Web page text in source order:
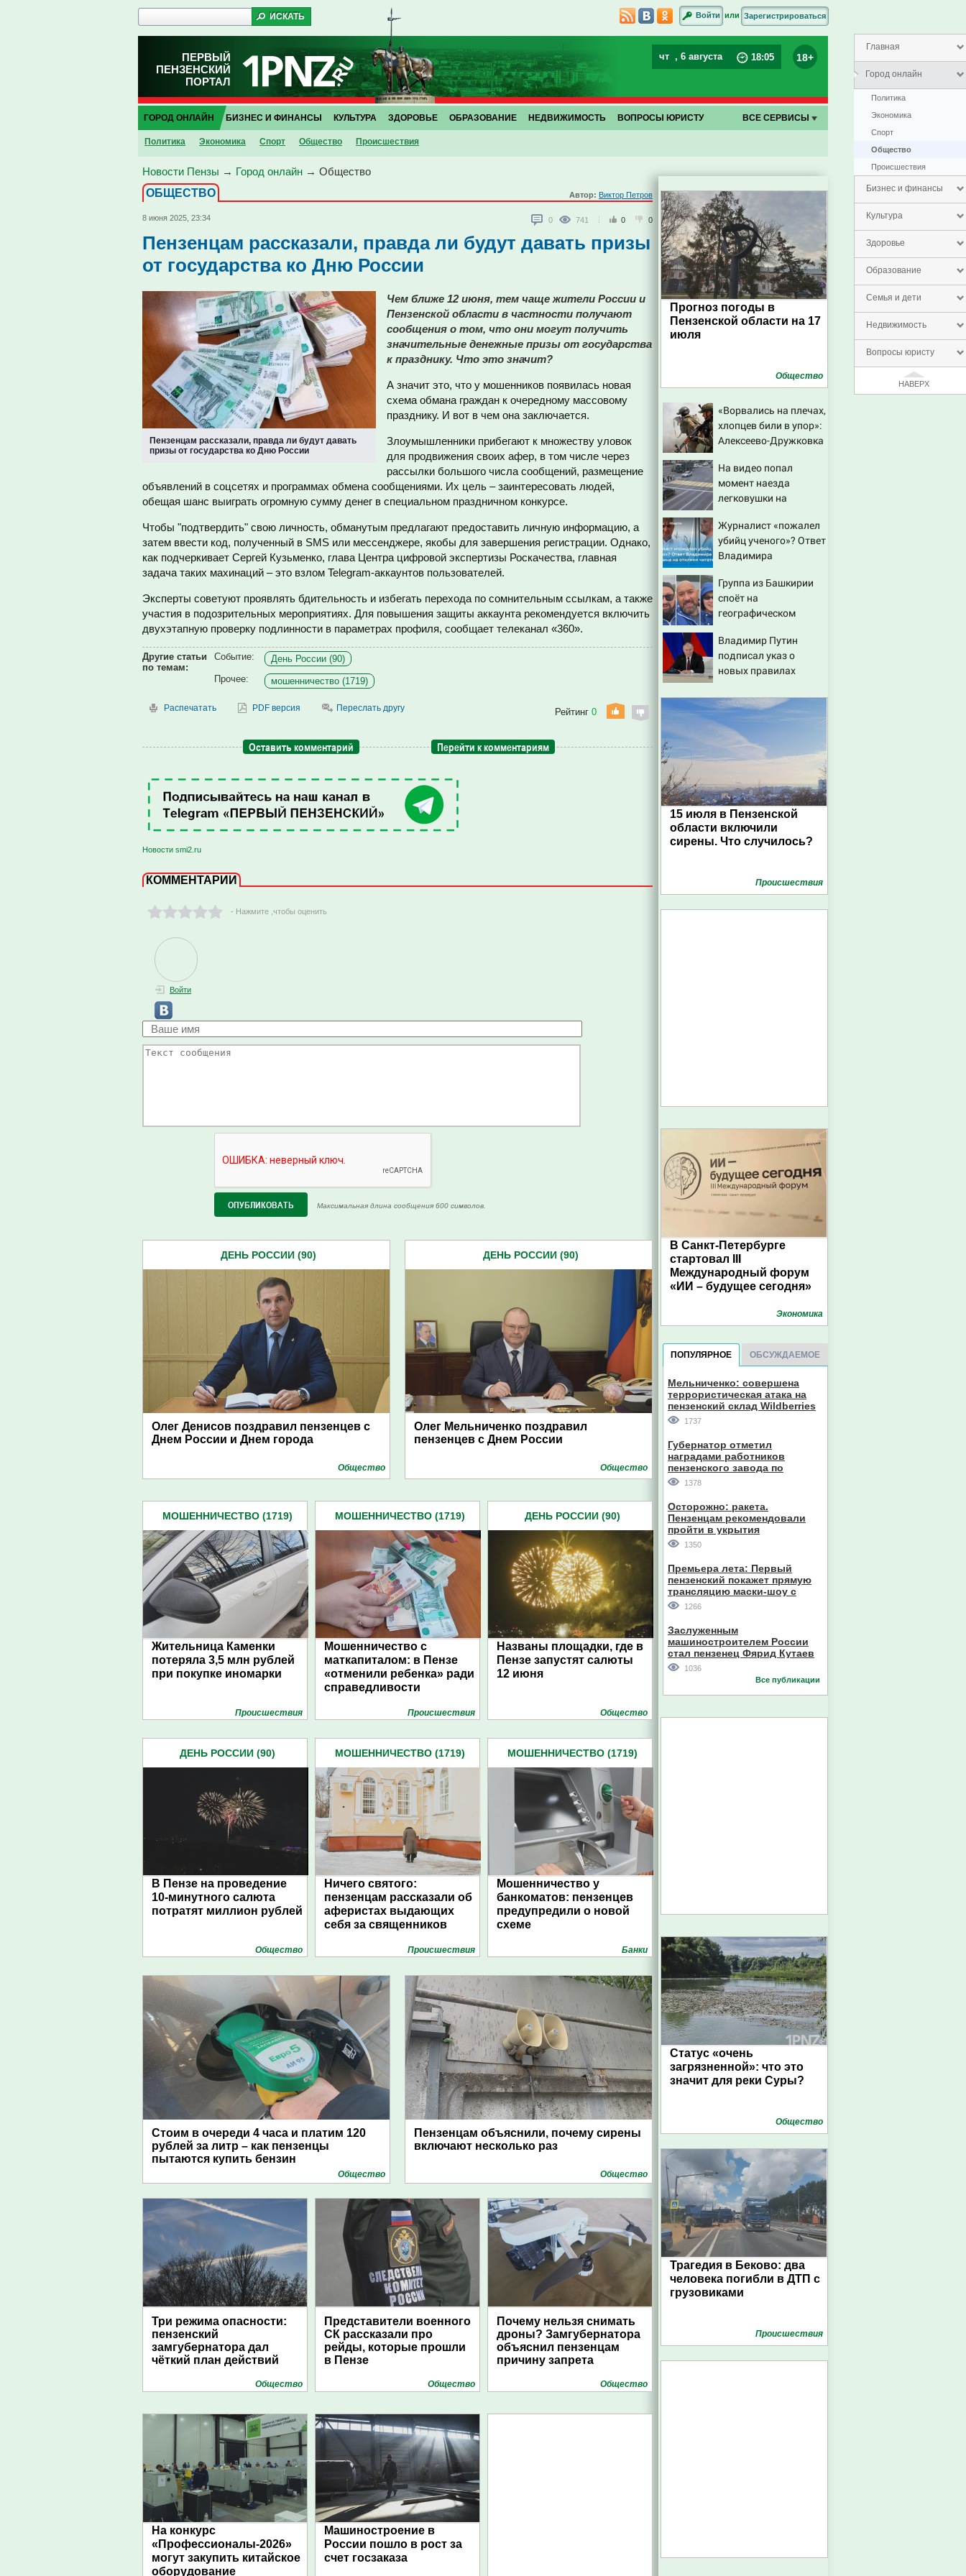
Главная
Город онлайн
Политика
Экономика
Спорт
Общество
Проиcшествия
Бизнес и финансы
Культура
Здоровье
Образование
Семья и дети
Недвижимость
Вопросы юристу
НАВЕРХ
Войти или Зарегистрироваться
ПЕРВЫЙ
ПЕНЗЕНСКИЙ
ПОРТАЛ
чт , 6 августа 18:05 18+
ГОРОД ОНЛАЙН
Политика Экономика Спорт Общество Проиcшествия
БИЗНЕС И ФИНАНСЫ КУЛЬТУРА ЗДОРОВЬЕ ОБРАЗОВАНИЕ НЕДВИЖИМОСТЬ ВОПРОСЫ ЮРИСТУ ВСЕ СЕРВИСЫ
Новости Пензы → Город онлайн → Общество
ОБЩЕСТВО
Автор: Виктор Петров
8 июня 2025, 23:34 0 741 0 0
Пензенцам рассказали, правда ли будут давать призы
от государства ко Дню России
Пензенцам рассказали, правда ли будут давать
призы от государства ко Дню России
Чем ближе 12 июня, тем чаще жители России и
Пензенской области в частности получают
сообщения о том, что они могут получить
значительные денежные призы от государства
к празднику. Что это значит?
А значит это, что у мошенников появилась новая
схема обмана граждан к очередному массовому
празднику. И вот в чем она заключается.
Злоумышленники прибегают к множеству уловок
для продвижения своих афер, в том числе через
рассылки большого числа сообщений, размещение
объявлений в соцсетях и программах обмена сообщениями. Их цель – заинтересовать людей,
обещая шанс выиграть огромную сумму денег в специальном праздничном конкурсе.
Чтобы "подтвердить" свою личность, обманутым предлагают предоставить личную информацию, а
затем ввести код, полученный в SMS или мессенджере, якобы для завершения регистрации. Однако,
как подчеркивает Сергей Кузьменко, глава Центра цифровой экспертизы Роскачества, главная
задача таких махинаций – это взлом Telegram-аккаунтов пользователей.
Эксперты советуют проявлять бдительность и избегать перехода по сомнительным ссылкам, а также
участия в подозрительных мероприятиях. Для повышения защиты аккаунта рекомендуется включить
двухэтапную проверку подлинности в параметрах профиля, сообщает телеканал «360».
Другие статьи
по темам:
Событие:
День России (90)
Прочее:
мошенничество (1719)
Распечатать PDF версия Переслать другу Рейтинг 0
Оставить комментарий Перейти к комментариям
Новости smi2.ru
КОММЕНТАРИИ
- Нажмите ,чтобы оценить
Войти
Максимальная длина сообщения 600 символов.
ДЕНЬ РОССИИ (90)
Олег Денисов поздравил пензенцев с
Днем России и Днем города
Общество
ДЕНЬ РОССИИ (90)
Олег Мельниченко поздравил
пензенцев с Днем России
Общество
МОШЕННИЧЕСТВО (1719)
Жительница Каменки
потеряла 3,5 млн рублей
при покупке иномарки
Проиcшествия
МОШЕННИЧЕСТВО (1719)
Мошенничество с
маткапиталом: в Пензе
«отменили ребенка» ради
справедливости
Проиcшествия
ДЕНЬ РОССИИ (90)
Названы площадки, где в
Пензе запустят салюты
12 июня
Общество
ДЕНЬ РОССИИ (90)
В Пензе на проведение
10-минутного салюта
потратят миллион рублей
Общество
МОШЕННИЧЕСТВО (1719)
Ничего святого:
пензенцам рассказали об
аферистах выдающих
себя за священников
Проиcшествия
МОШЕННИЧЕСТВО (1719)
Мошенничество у
банкоматов: пензенцев
предупредили о новой
схеме
Банки
Стоим в очереди 4 часа и платим 120
рублей за литр – как пензенцы
пытаются купить бензин
Общество
Пензенцам объяснили, почему сирены
включают несколько раз
Общество
Три режима опасности:
пензенский
замгубернатора дал
чёткий план действий
Общество
Представители военного
СК рассказали про
рейды, которые прошли
в Пензе
Общество
Почему нельзя снимать
дроны? Замгубернатора
объяснил пензенцам
причину запрета
Общество
На конкурс
«Профессионалы-2026»
могут закупить китайское
оборудование
Машиностроение в
России пошло в рост за
счет госзаказа
Прогноз погоды в
Пензенской области на 17
июля
Общество
«Ворвались на плечах,
хлопцев били в упор»:
Алексеево-Дружковка
для «птах Мадьяра»
На видео попал
момент наезда
легковушки на
пострадали минимум
восемь человек
06/08/2026 – Новости
Журналист «пожалел
убийц ученого»? Ответ
Владимира
читателей
Группа из Башкирии
споёт на
географическом
Владимир Путин
подписал указ о
новых правилах
службы
15 июля в Пензенской
области включили
сирены. Что случилось?
Проиcшествия
В Санкт-Петербурге
стартовал III
Международный форум
«ИИ – будущее сегодня»
Экономика
ПОПУЛЯРНОЕ ОБСУЖДАЕМОЕ
Мельниченко: совершена
террористическая атака на
пензенский склад Wildberries
1737
Губернатор отметил
наградами работников
пензенского завода по
производству станков
1378
Осторожно: ракета.
Пензенцам рекомендовали
пройти в укрытия
1350
Премьера лета: Первый
пензенский покажет прямую
трансляцию маски-шоу с
участием компании из Южной
1266
Заслуженным
машиностроителем России
стал пензенец Фярид Кутаев
1036
Все публикации
Статус «очень
загрязненной»: что это
значит для реки Суры?
Общество
Трагедия в Беково: два
человека погибли в ДТП с
грузовиками
Проиcшествия